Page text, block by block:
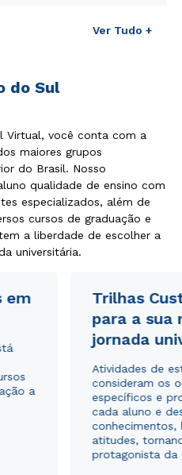
Ver Tudo +
do Sul
Virtual, você conta com a
maiores grupos
do Brasil. Nosso
qualidade de ensino com
especializados, além de
cursos de graduação e
a liberdade de escolher a
universitária.
em
a
Trilhas
para a sua
jornada
Atividades de
consideram os
específicos e
cada aluno e
conhecimentos,
atitudes,
protagonista da
de Privacidade.e
utilizados para o